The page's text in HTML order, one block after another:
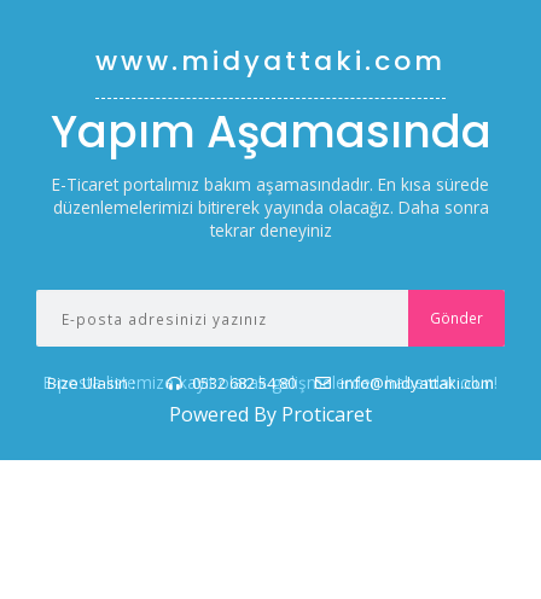
www.midyattaki.com
Yapım Aşamasında
E-Ticaret portalımız bakım aşamasındadır. En kısa sürede
düzenlemelerimizi bitirerek yayında olacağız. Daha sonra
tekrar deneyiniz
E-posta listemize kayıt olarak gelişmelerden haberdar olun!
Bize Ulasin : 0532 682 54 80 info@midyattaki.com
Powered By Proticaret